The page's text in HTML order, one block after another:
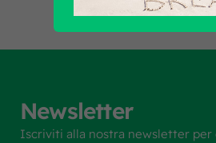
Newsletter
Iscriviti alla nostra newsletter per